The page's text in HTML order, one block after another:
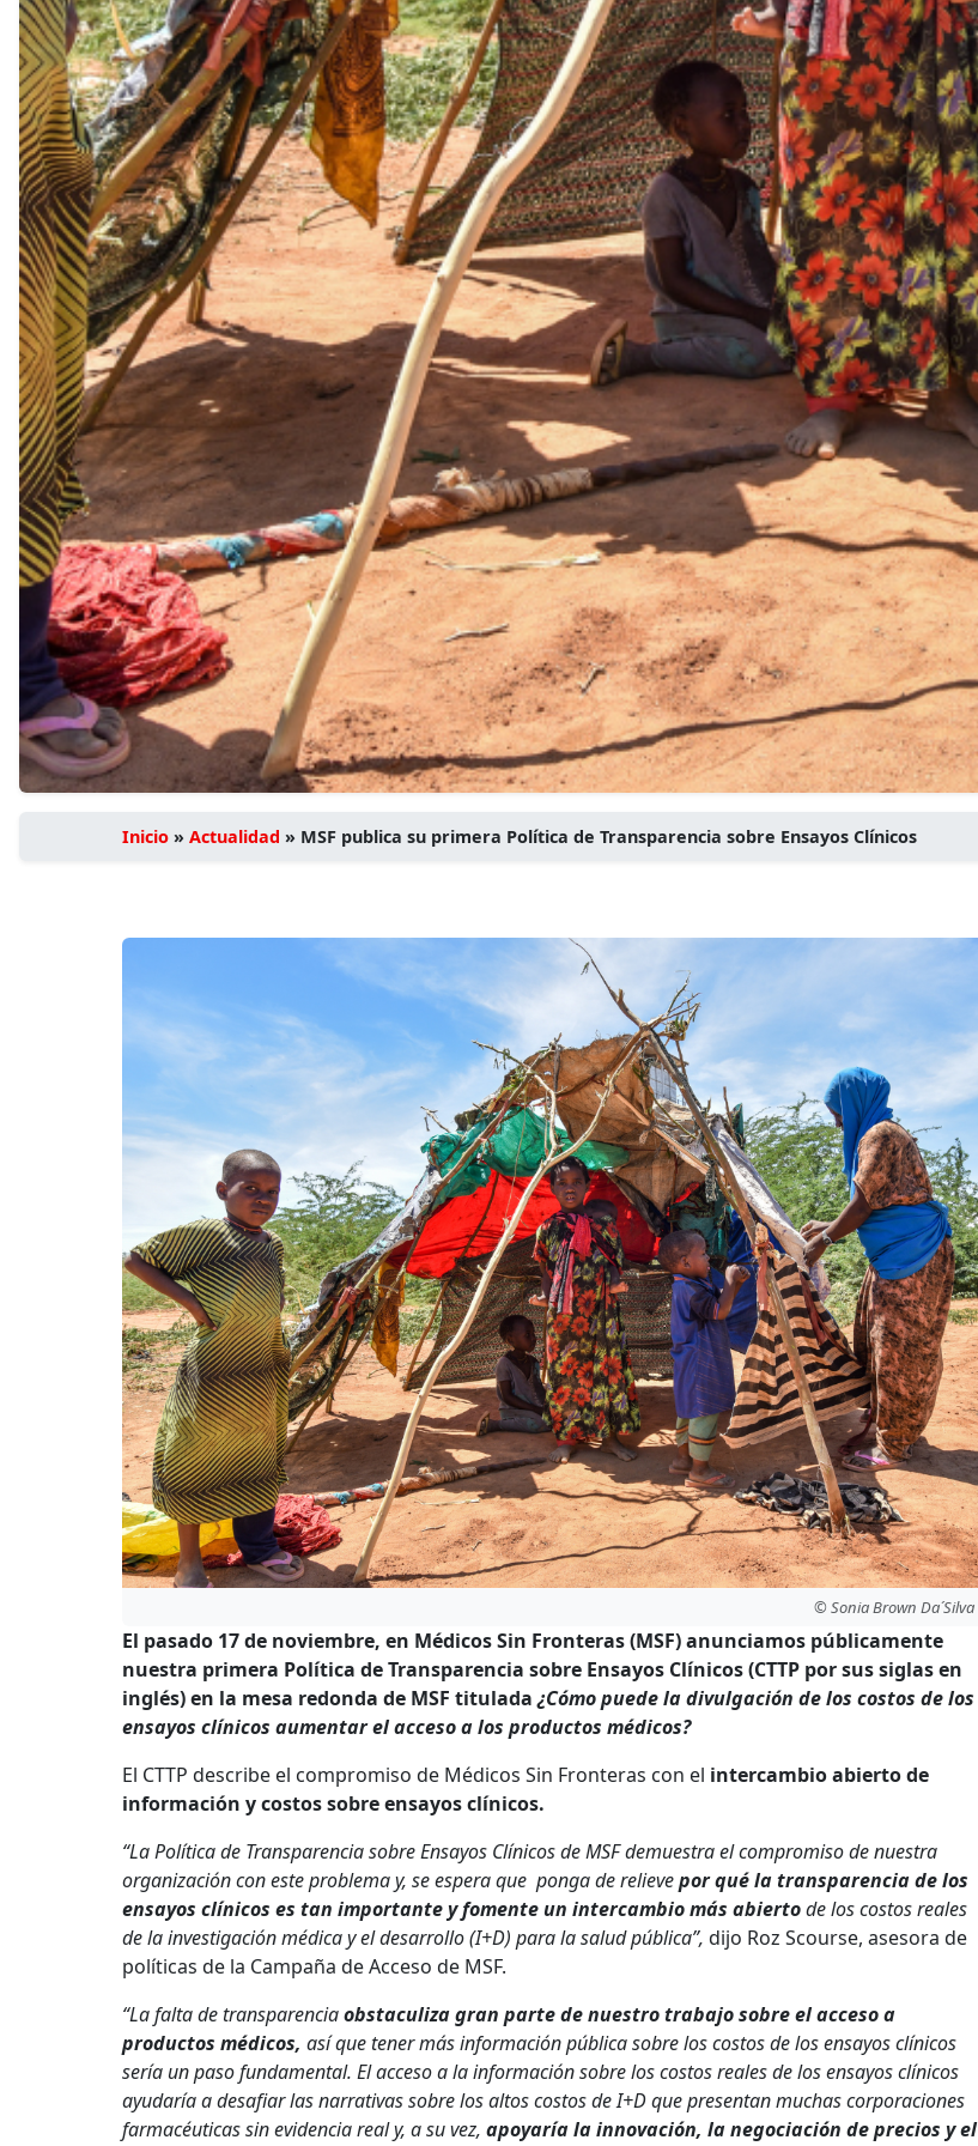
Inicio » Actualidad » MSF publica su primera Política de Transparencia sobre Ensayos Clínicos
© Sonia Brown Da´Silva
El pasado 17 de noviembre, en Médicos Sin Fronteras (MSF) anunciamos públicamente
nuestra primera Política de Transparencia sobre Ensayos Clínicos (CTTP por sus siglas en
inglés) en la mesa redonda de MSF titulada¿Cómopuede la divulgación de los costos de los
ensayos clínicos aumentar el acceso a los productos médicos?
El CTTP describe el compromiso de Médicos Sin Fronteras con el intercambio abierto de
información y costos sobre ensayos clínicos.
“La Política de Transparencia sobre Ensayos Clínicos de MSF demuestra el compromiso de nuestra
organización con este problema y, se espera que ponga de relievepor qué la transparencia de los
ensayos clínicos es tan importante y fomente un intercambio más abiertode los costos reales
de la investigación médica y el desarrollo (I+D) para la salud pública”, dijo Roz Scourse, asesora de
políticas de la Campaña de Acceso de MSF.
“La falta de transparenciaobstaculiza gran parte de nuestro trabajo sobre el acceso a
productos médicos, así que tener más información pública sobre los costos de los ensayos clínicos
sería un paso fundamental. El acceso a la información sobre los costos reales de los ensayos clínicos
ayudaría a desafiar las narrativas sobre los altos costos de I+D que presentan muchas corporaciones
farmacéuticas sin evidencia real y, a su vez, apoyaría la innovación, la negociación de precios y el